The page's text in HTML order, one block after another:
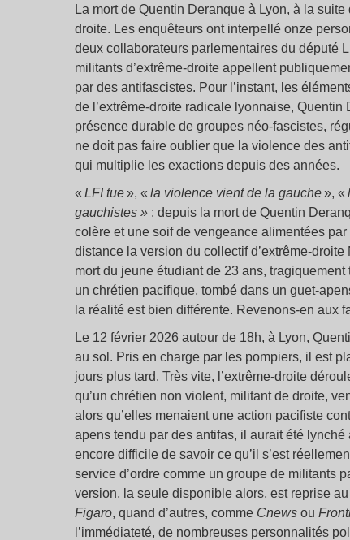
La mort de Quentin Deranque à Lyon, à la
droite. Les enquêteurs ont interpellé onze
deux collaborateurs parlementaires du député
militants d’extrême-droite appellent
par des antifascistes. Pour l’instant, les
de l’extrême-droite radicale lyonnaise,
présence durable de groupes néo-fascistes,
ne doit pas faire oublier que la violence des
qui multiplie les exactions depuis des années.
« LFI tue», « la violence vient de la gauche», «
gauchistes » : depuis la mort de Quentin
colère et une soif de vengeance alimentées
distance la version du collectif d’extrême-
mort du jeune étudiant de 23 ans,
un chrétien pacifique, tombé dans un guet-
la réalité est bien différente. Revenons-en aux
Le 12 février 2026 autour de 18h, à Lyon,
au sol. Pris en charge par les pompiers, il est
jours plus tard. Très vite, l’extrême-droite
qu’un chrétien non violent, militant de droite,
alors qu’elles menaient une action pacifiste
apens tendu par des antifas, il aurait été
encore difficile de savoir ce qu’il s’est
service d’ordre comme un groupe de militants
version, la seule disponible alors, est reprise
Figaro, quand d’autres, comme Cnews ou
l’immédiateté, de nombreuses personnalités